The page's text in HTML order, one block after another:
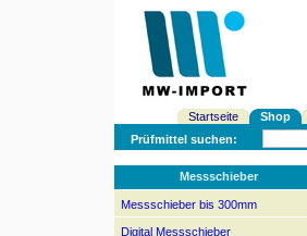
Startseite Shop
Prüfmittel suchen:
Messschieber
Messschieber bis 300mm
Digital Messschieber